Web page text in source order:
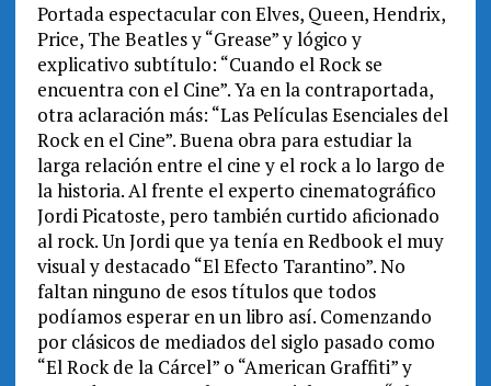
Portada espectacular con Elves, Queen, Hendrix,
Price, The Beatles y “Grease” y lógico y
explicativo subtítulo: “Cuando el Rock se
encuentra con el Cine”. Ya en la contraportada,
otra aclaración más: “Las Películas Esenciales del
Rock en el Cine”. Buena obra para estudiar la
larga relación entre el cine y el rock a lo largo de
la historia. Al frente el experto cinematográfico
Jordi Picatoste, pero también curtido aficionado
al rock. Un Jordi que ya tenía en Redbook el muy
visual y destacado “El Efecto Tarantino”. No
faltan ninguno de esos títulos que todos
podíamos esperar en un libro así. Comenzando
por clásicos de mediados del siglo pasado como
“El Rock de la Cárcel” o “American Graffiti” y